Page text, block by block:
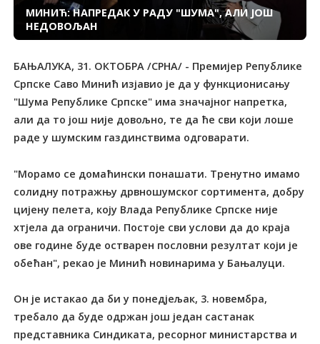
МИНИЋ: НАПРЕДАК У РАДУ "ШУМА", АЛИ ЈОШ
НЕДОВОЉАН
БАЊАЛУКА, 31. ОКТОБРА /СРНА/ - Премијер Републике
Српске Саво Минић изјавио је да у функционисању
"Шума Републике Српске" има значајног напретка,
али да то још није довољно, те да ће сви који лоше
раде у шумским газдинствима одговарати.
"Морамо се домаћински понашати. Тренутно имамо
солидну потражњу дрвношумског сортимента, добру
цијену пелета, коју Влада Републике Српске није
хтјела да ограничи. Постоје сви услови да до краја
ове године буде остварен пословни резултат који је
обећан", рекао је Минић новинарима у Бањалуци.
Он је истакао да би у понедјељак, 3. новембра,
требало да буде одржан још један састанак
представника Синдиката, ресорног министарства и